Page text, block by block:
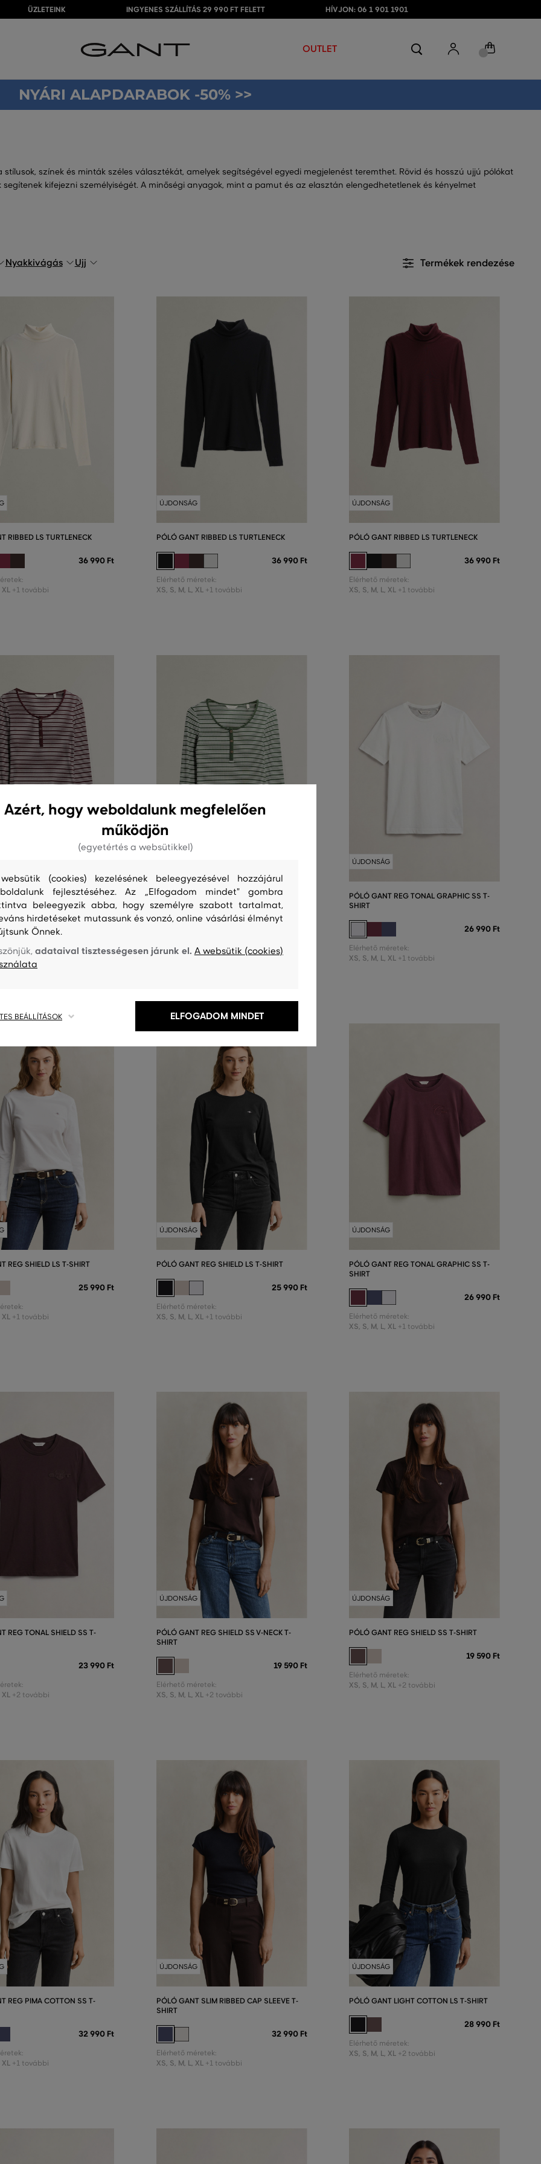
ÜZLETEINK INGYENES SZÁLLÍTÁS 29 990 FT FELETT HÍVJON: 06 1 901 1901
OUTLET
NYÁRI ALAPDARABOK -50% >>
színek és minták széles választékát, amelyek segítségével egyedi megjelenést teremthet. Rövid és hosszú ujjú pólókat
kifejezni személyiségét. A minőségi anyagok, mint a pamut és az elasztán elengedhetetlenek és kényelmet
Nyakkivágás Ujj Termékek rendezése
RIBBED LS TURTLENECK
36 990 Ft
XL +1 további
ÚJDONSÁG
PÓLÓ GANT RIBBED LS TURTLENECK
36 990 Ft
Elérhető méretek:
XS, S, M, L, XL +1 további
ÚJDONSÁG
PÓLÓ GANT RIBBED LS TURTLENECK
36 990 Ft
Elérhető méretek:
XS, S, M, L, XL +1 további
SLIM RIBBED LS HENLEY TOP
44 990 Ft
XL +1 további
PÓLÓ GANT SLIM RIBBED LS HENLEY TOP
44 990 Ft
XS , S, M, L XL +1 további
ÚJDONSÁG
PÓLÓ GANT REG TONAL GRAPHIC SS T-
SHIRT
26 990 Ft
Elérhető méretek:
XS, S, M, L, XL +1 további
REG SHIELD LS T-SHIRT
25 990 Ft
XL +1 további
ÚJDONSÁG
PÓLÓ GANT REG SHIELD LS T-SHIRT
25 990 Ft
Elérhető méretek:
XS, S, M, L, XL +1 további
ÚJDONSÁG
PÓLÓ GANT REG TONAL GRAPHIC SS T-
SHIRT
26 990 Ft
Elérhető méretek:
XS, S, M, L, XL +1 további
REG TONAL SHIELD SS T-
23 990 Ft
XL +2 további
ÚJDONSÁG
PÓLÓ GANT REG SHIELD SS V-NECK T-
SHIRT
19 590 Ft
Elérhető méretek:
XS, S, M, L, XL +2 további
ÚJDONSÁG
PÓLÓ GANT REG SHIELD SS T-SHIRT
19 590 Ft
Elérhető méretek:
XS, S, M, L, XL +2 további
REG PIMA COTTON SS T-
32 990 Ft
XL +1 további
ÚJDONSÁG
PÓLÓ GANT SLIM RIBBED CAP SLEEVE T-
SHIRT
32 990 Ft
Elérhető méretek:
XS, S, M, L, XL +1 további
ÚJDONSÁG
PÓLÓ GANT LIGHT COTTON LS T-SHIRT
28 990 Ft
Elérhető méretek:
XS, S, M, L, XL +2 további
Azért, hogy weboldalunk megfelelően
működjön
(egyetértés a websütikkel)
(cookies) kezelésének beleegyezésével hozzájárul
fejlesztéséhez. Az „Elfogadom mindet" gombra
beleegyezik abba, hogy személyre szabott tartalmat,
hirdetéseket mutassunk és vonzó, online vásárlási élményt
Önnek.
adataival tisztességesen járunk el. A websütik (cookies)
BEÁLLÍTÁSOK ELFOGADOM MINDET